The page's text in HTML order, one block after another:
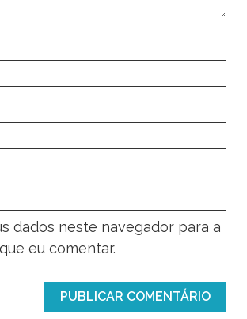
dados neste navegador para a
eu comentar.